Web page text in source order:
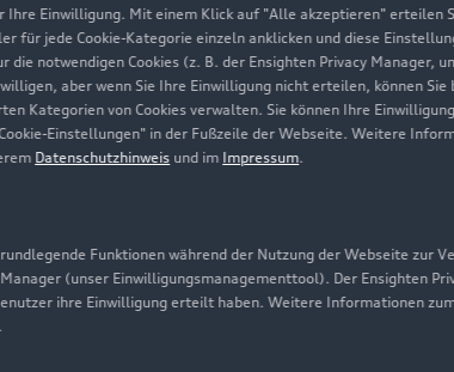
Ihre Einwilligung. Mit einem Klick auf "Alle akzeptieren" erteilen
für jede Cookie-Kategorie einzeln anklicken und diese
die notwendigen Cookies (z. B. der Ensighten Privacy
aber wenn Sie Ihre Einwilligung nicht erteilen, können
Kategorien von Cookies verwalten. Sie können Ihre
Einstellungen" in der Fußzeile der Webseite. Weitere
Datenschutzhinweis und im Impressum.
Funktionen während der Nutzung der Webseite zur
(unser Einwilligungsmanagementtool). Der Ensighten
ihre Einwilligung erteilt haben. Weitere Informationen
Unternehmen
Karriere
Investor Relations
Presse & Media Center
Audi erleben
Newsletter